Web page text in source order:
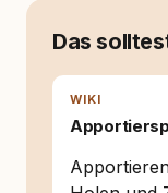
Das
WIKI